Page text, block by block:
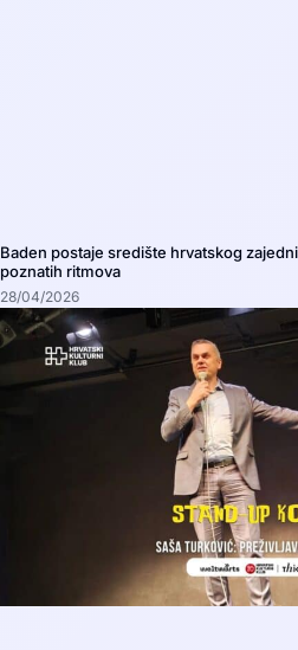
Baden postaje središte hrvatskog
poznatih ritmova
28/04/2026